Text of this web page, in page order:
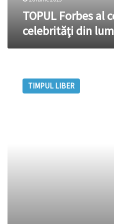
TOPUL Forbes al
celebrităţi din
TIMPUL LIBER